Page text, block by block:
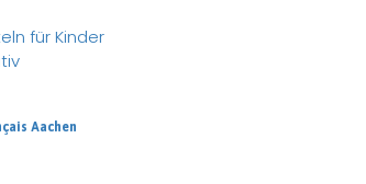
für Kinder
Aachen